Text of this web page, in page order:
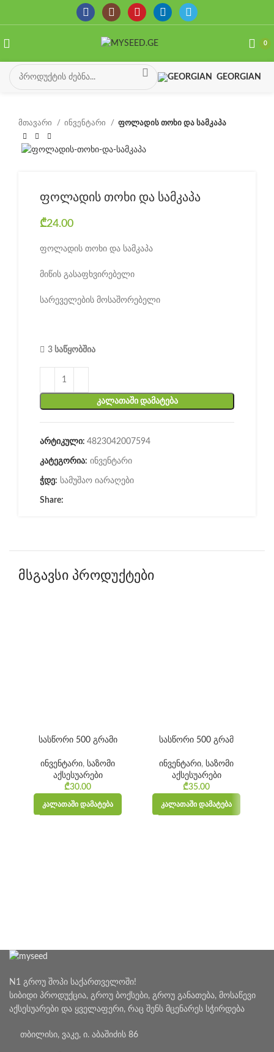
0
GEORGIAN
მთავარი ინვენტარი ფოლადის თოხი და სამკაპა
ფოლადის თოხი და სამკაპა
₾24.00
ფოლადის თოხი და სამკაპა
მიწის გასაფხვირებელი
სარეველების მოსაშორებელი
3 საწყობშია
ᲙᲐᲚᲐᲗᲐᲨᲘ ᲓᲐᲛᲐᲢᲔᲑᲐ
არტიკული: 4823042007594
კატეგორია: ინვენტარი
ჭდე: სამუშაო იარაღები
Share:
მსგავსი პროდუქტები
სასწორი 500 გრამი
ინვენტარი, საზომი
აქსესუარები
₾30.00
ᲙᲐᲚᲐᲗᲐᲨᲘ ᲓᲐᲛᲐᲢᲔᲑᲐ
სასწორი 500 გრამ
ინვენტარი, საზომი
აქსესუარები
₾35.00
ᲙᲐᲚᲐᲗᲐᲨᲘ ᲓᲐᲛᲐᲢᲔᲑᲐ
N1 გროუ შოპი საქართველოში!
სიბიდი პროდუქცია, გროუ ბოქსები, გროუ განათება, მოსაწევი
აქსესუარები და ყველაფერი, რაც შენს მცენარეს სჭირდება
თბილისი, ვაკე, ი. აბაშიძის 86